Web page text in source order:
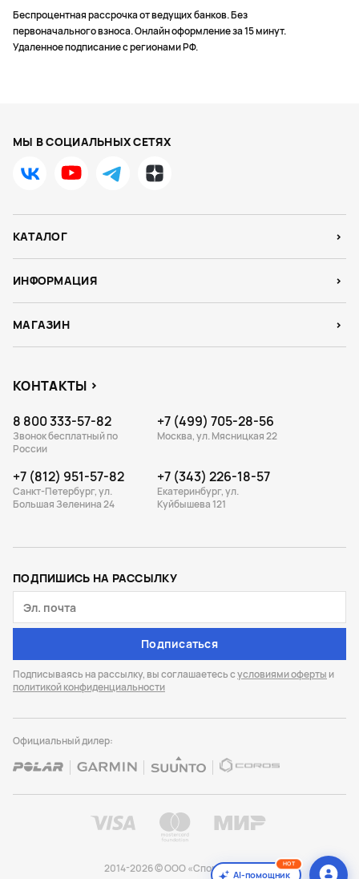
Беспроцентная рассрочка от ведущих банков. Без
первоначального взноса. Онлайн оформление за 15 минут.
Удаленное подписание с регионами РФ.
МЫ В СОЦИАЛЬНЫХ СЕТЯХ
КАТАЛОГ
ИНФОРМАЦИЯ
МАГАЗИН
КОНТАКТЫ
8 800 333-57-82
Звонок бесплатный по
России
+7 (499) 705-28-56
Москва, ул. Мясницкая 22
+7 (812) 951-57-82
Санкт-Петербург, ул.
Большая Зеленина 24
+7 (343) 226-18-57
Екатеринбург, ул.
Куйбышева 121
ПОДПИШИСЬ НА РАССЫЛКУ
Подписаться
Подписываясь на рассылку, вы соглашаетесь сусловиями оферты и
политикой конфиденциальности
Официальный дилер:
2014-2026 © ООО «Спорт Лайф»AI-помощник
HOT